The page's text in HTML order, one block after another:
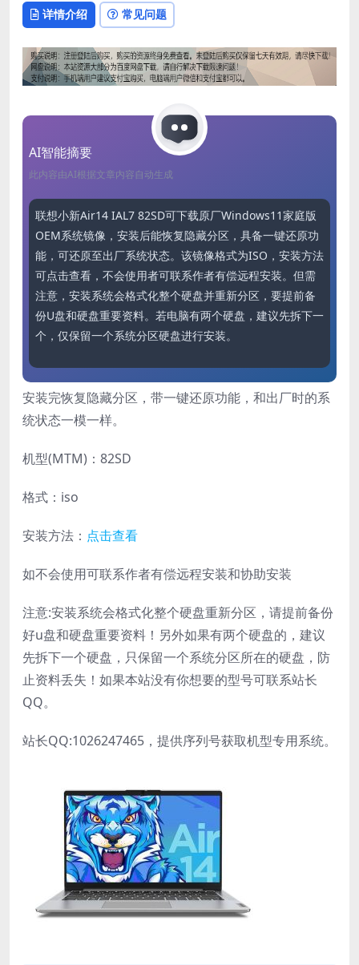
详情介绍 常见问题
AI智能摘要
此内容由AI根据文章内容自动生成
联想小新Air14 IAL7 82SD可下载原厂Windows11家庭版
OEM系统镜像，安装后能恢复隐藏分区，具备一键还原功
能，可还原至出厂系统状态。该镜像格式为ISO，安装方法
可点击查看，不会使用者可联系作者有偿远程安装。但需
注意，安装系统会格式化整个硬盘并重新分区，要提前备
份U盘和硬盘重要资料。若电脑有两个硬盘，建议先拆下一
个，仅保留一个系统分区硬盘进行安装。
安装完恢复隐藏分区，带一键还原功能，和出厂时的系
统状态一模一样。
机型(MTM)：82SD
格式：iso
安装方法： 点击查看
如不会使用可联系作者有偿远程安装和协助安装
注意:安装系统会格式化整个硬盘重新分区，请提前备份
好u盘和硬盘重要资料！另外如果有两个硬盘的，建议
先拆下一个硬盘，只保留一个系统分区所在的硬盘，防
止资料丢失！如果本站没有你想要的型号可联系站长
QQ。
站长QQ:1026247465，提供序列号获取机型专用系统。